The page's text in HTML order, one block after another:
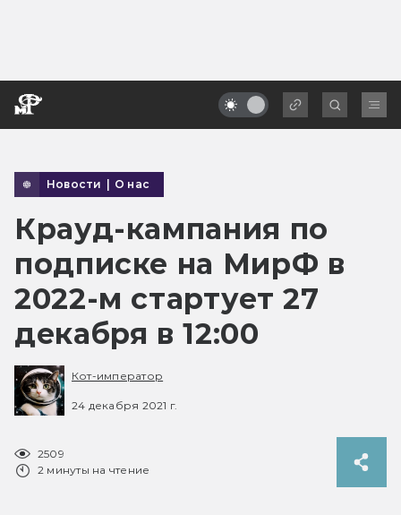
Новости | О нас
Крауд-кампания по
подписке на МирФ в
2022-м стартует 27
декабря в 12:00
Кот-император
24 декабря 2021 г.
2509
2 минуты на чтение